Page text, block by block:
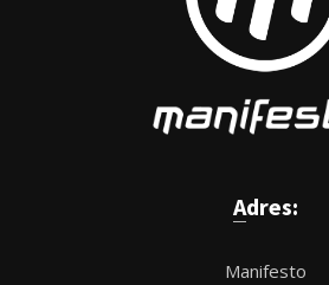
Adres:
Manifesto